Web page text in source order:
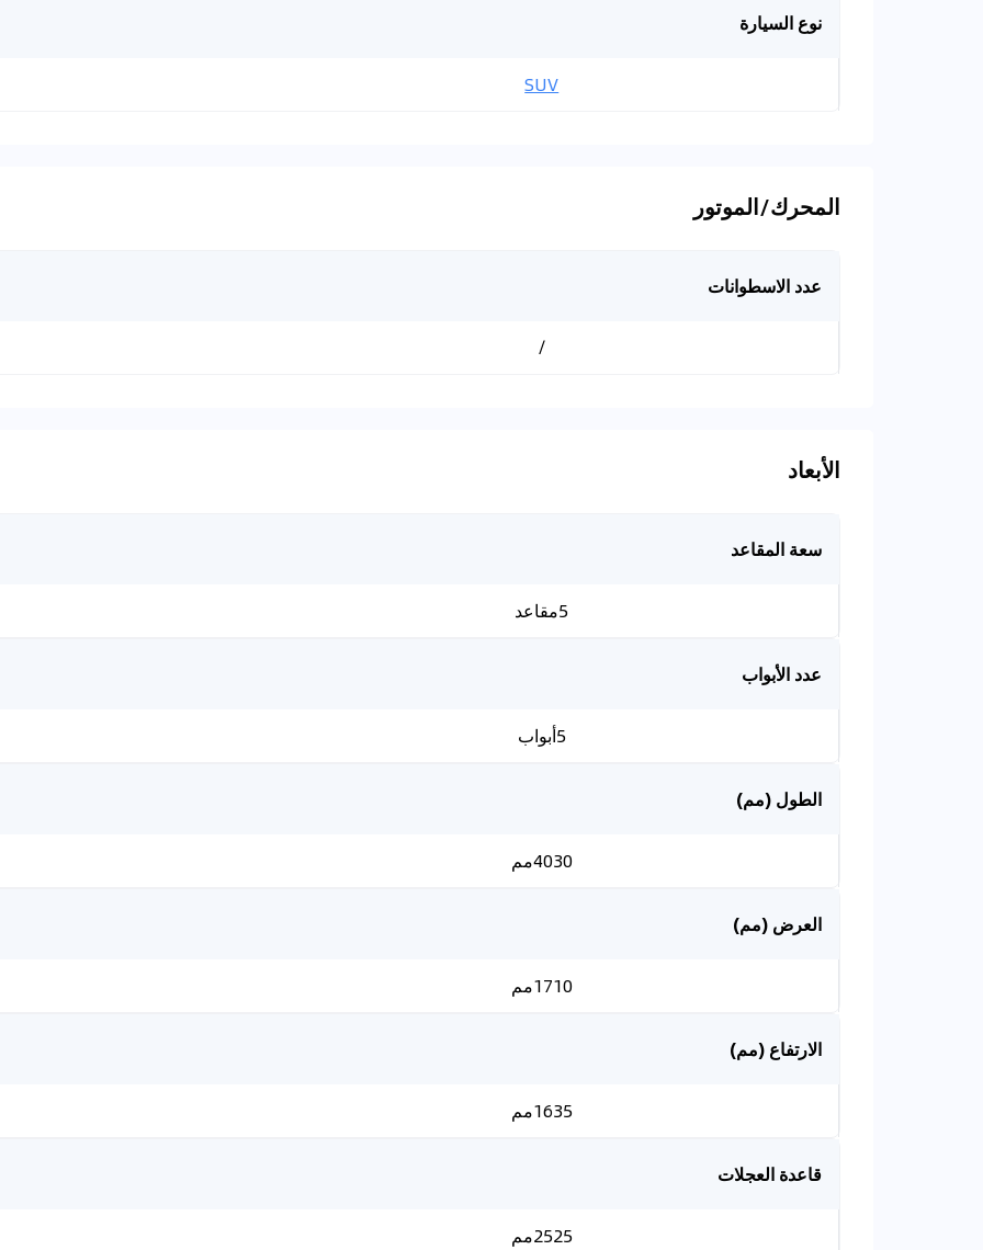
نوع السيارة
SUV
المحرك/الموتور
عدد الاسطوانات
/
الأبعاد
سعة المقاعد
5مقاعد
عدد الأبواب
5أبواب
الطول (مم)
4030مم
العرض (مم)
1710مم
الارتفاع (مم)
1635مم
قاعدة العجلات
2525مم